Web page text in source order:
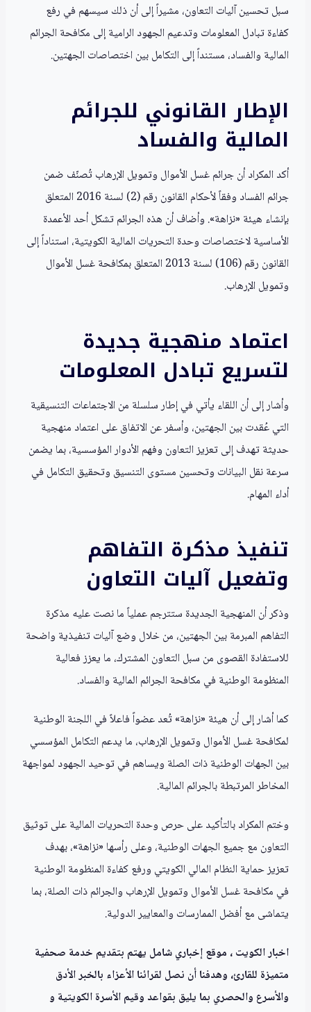
سبل تحسين آليات التعاون، مشيراً إلى أن ذلك سيسهم في رفع
كفاءة تبادل المعلومات وتدعيم الجهود الرامية إلى مكافحة الجرائم
المالية والفساد، مستنداً إلى التكامل بين اختصاصات الجهتين.
الإطار القانوني للجرائم
المالية والفساد
أكد المكراد أن جرائم غسل الأموال وتمويل الإرهاب تُصنّف ضمن
جرائم الفساد وفقاً لأحكام القانون رقم (2) لسنة 2016 المتعلق
بإنشاء هيئة «نزاهة». وأضاف أن هذه الجرائم تشكل أحد الأعمدة
الأساسية لاختصاصات وحدة التحريات المالية الكويتية، استناداً إلى
القانون رقم (106) لسنة 2013 المتعلق بمكافحة غسل الأموال
وتمويل الإرهاب.
اعتماد منهجية جديدة
لتسريع تبادل المعلومات
وأشار إلى أن اللقاء يأتي في إطار سلسلة من الاجتماعات التنسيقية
التي عُقدت بين الجهتين، وأسفر عن الاتفاق على اعتماد منهجية
حديثة تهدف إلى تعزيز التعاون وفهم الأدوار المؤسسية، بما يضمن
سرعة نقل البيانات وتحسين مستوى التنسيق وتحقيق التكامل في
أداء المهام.
تنفيذ مذكرة التفاهم
وتفعيل آليات التعاون
وذكر أن المنهجية الجديدة ستترجم عملياً ما نصت عليه مذكرة
التفاهم المبرمة بين الجهتين، من خلال وضع آليات تنفيذية واضحة
للاستفادة القصوى من سبل التعاون المشترك، ما يعزز فعالية
المنظومة الوطنية في مكافحة الجرائم المالية والفساد.
كما أشار إلى أن هيئة «نزاهة» تُعد عضواً فاعلاً في اللجنة الوطنية
لمكافحة غسل الأموال وتمويل الإرهاب، ما يدعم التكامل المؤسسي
بين الجهات الوطنية ذات الصلة ويساهم في توحيد الجهود لمواجهة
المخاطر المرتبطة بالجرائم المالية.
وختم المكراد بالتأكيد على حرص وحدة التحريات المالية على توثيق
التعاون مع جميع الجهات الوطنية، وعلى رأسها «نزاهة»، بهدف
تعزيز حماية النظام المالي الكويتي ورفع كفاءة المنظومة الوطنية
في مكافحة غسل الأموال وتمويل الإرهاب والجرائم ذات الصلة، بما
يتماشى مع أفضل الممارسات والمعايير الدولية.
اخبار الكويت ، موقع إخباري شامل يهتم بتقديم خدمة صحفية
متميزة للقارئ، وهدفنا أن نصل لقرائنا الأعزاء بالخبر الأدق
والأسرع والحصري بما يليق بقواعد وقيم الأسرة الكويتية و